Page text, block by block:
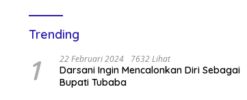
Trending
1 22 Februari 2024 7632 Lihat
Darsani Ingin Mencalonkan Diri Sebagai
Bupati Tubaba